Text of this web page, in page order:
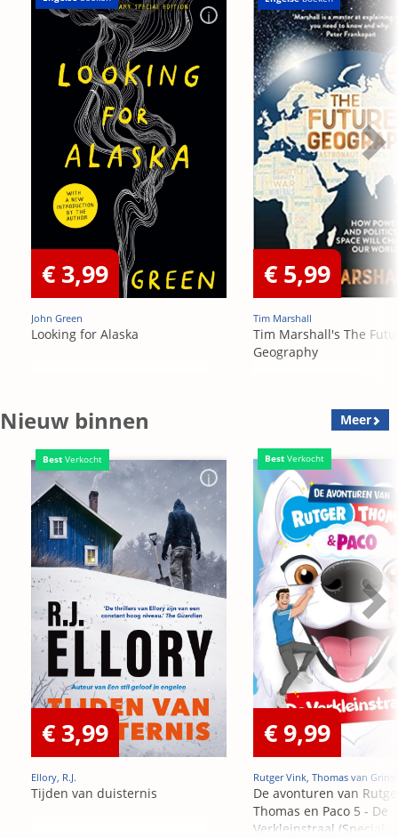
€ 3,99
John Green
Looking for Alaska
€ 5,99
Tim Marshall
Tim Marshall's The
Geography
Nieuw binnen Meer
Best Verkocht
€ 3,99
Ellory, R.J.
Tijden van duisternis
Best Verkocht
€ 9,99
Rutger Vink, Thomas van
De avonturen van
Thomas en Paco 5 - De
Verkleinstraal (Special